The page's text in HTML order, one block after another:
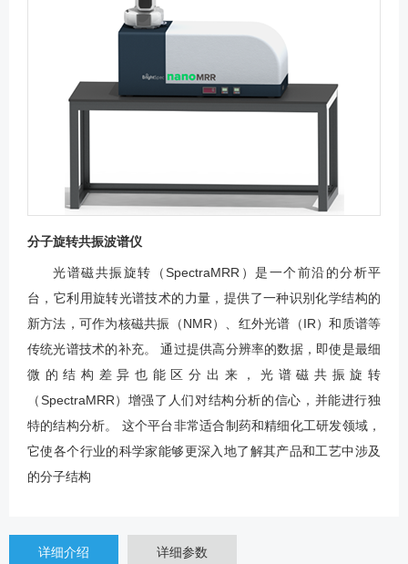
分子旋转共振波谱仪
光谱磁共振旋转（SpectraMRR）是一个前沿的分析平
台，它利用旋转光谱技术的力量，提供了一种识别化学结构的
新方法，可作为核磁共振（NMR）、红外光谱（IR）和质谱等
传统光谱技术的补充。 通过提供高分辨率的数据，即使是最细
微的结构差异也能区分出来，光谱磁共振旋转
（SpectraMRR）增强了人们对结构分析的信心，并能进行独
特的结构分析。 这个平台非常适合制药和精细化工研发领域，
它使各个行业的科学家能够更深入地了解其产品和工艺中涉及
的分子结构
详细介绍 详细参数